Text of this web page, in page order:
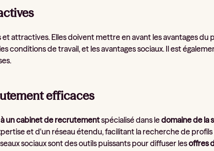
attractives. Elles doivent mettre en avant les avantages du
de travail, et les avantages sociaux. Il est
efficaces
un cabinet de recrutementspécialisé dans ledomaine de la
et d'un réseau étendu, facilitant la recherche de
sociaux sont des outils puissants pour diffuser lesoffres